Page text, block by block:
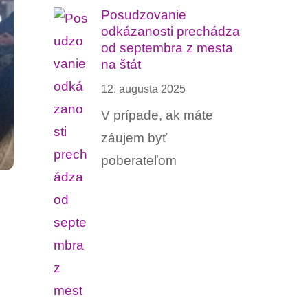
Posudzovanie
odkázanosti prechádza
od septembra z mesta
na štát
12. augusta 2025
V prípade, ak máte
záujem byť
poberateľom